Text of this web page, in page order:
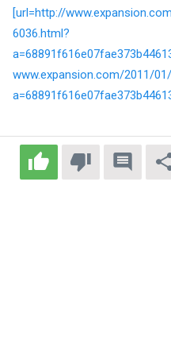
[url=http://
6036.html?
www.expansion.com/2011/